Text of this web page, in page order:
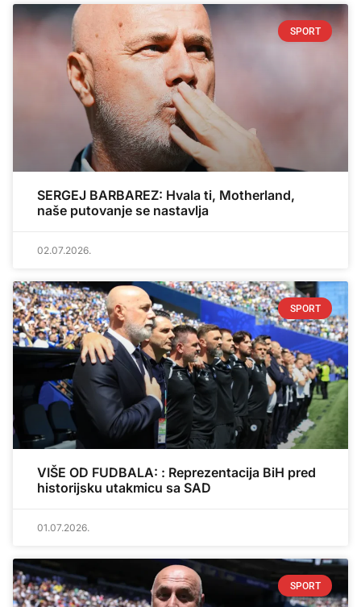
SPORT
SERGEJ BARBAREZ: Hvala ti, Motherland,
naše putovanje se nastavlja
02.07.2026.
SPORT
VIŠE OD FUDBALA: : Reprezentacija BiH pred
historijsku utakmicu sa SAD
01.07.2026.
SPORT